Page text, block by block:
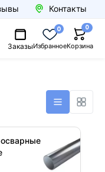
Контакты
ЗаказыИзбранное
0
Корзина
0